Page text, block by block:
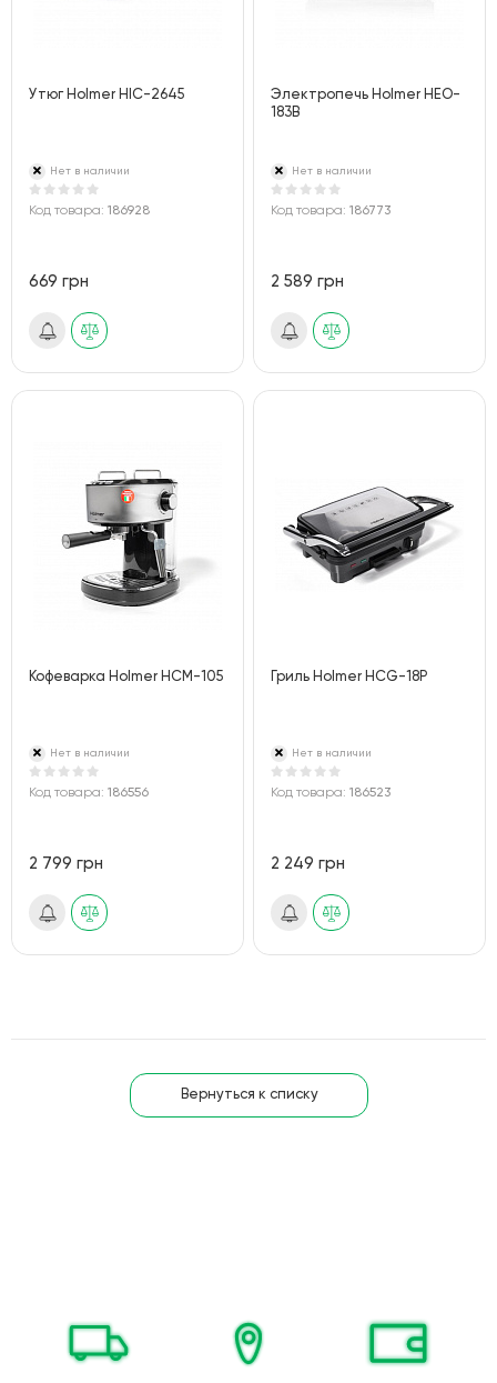
Утюг Holmer HIC-2645
Нет в наличии
Код товара: 186928
669 грн
Электропечь Holmer HEO-
183B
Нет в наличии
Код товара:186773
2 589 грн
Кофеварка Holmer HCM-105
Нет в наличии
Код товара: 186556
2 799 грн
Гриль Holmer HCG-18P
Нет в наличии
Код товара:186523
2 249 грн
Вернуться к списку